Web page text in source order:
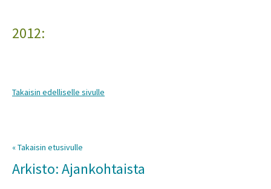
2012:
Takaisin edelliselle sivulle
« Takaisin etusivulle
Arkisto: Ajankohtaista